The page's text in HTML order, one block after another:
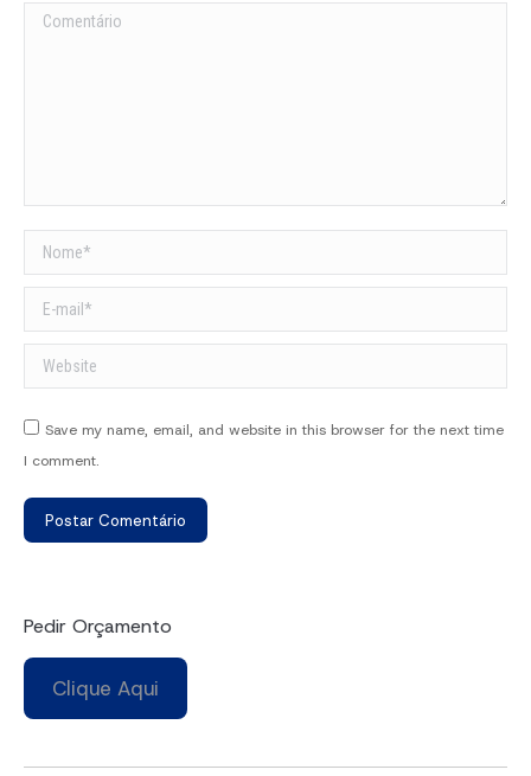
Comentário
Nome *
E-mail *
Website
Save my name, email, and website in this browser for the next time
I comment.
Postar Comentário
Pedir Orçamento
Clique Aqui